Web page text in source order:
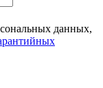
данных,